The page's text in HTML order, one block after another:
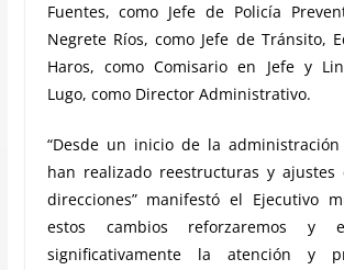
Fuentes, como Jefe de Policía
Negrete Ríos, como Jefe de Tránsito,
Haros, como Comisario en Jefe y
Lugo, como Director Administrativo.
“Desde un inicio de la
han realizado reestructuras y ajustes
direcciones” manifestó el Ejecutivo
estos cambios reforzaremos y
significativamente la atención y